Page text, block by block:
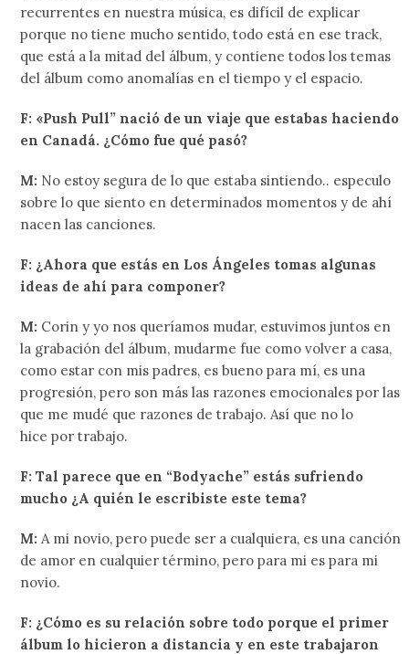
recurrentes en nuestra música, es difícil de explicar
porque no tiene mucho sentido, todo está en ese track,
que está a la mitad del álbum, y contiene todos los temas
del álbum como anomalías en el tiempo y el espacio.
F: «Push Pull” nació de un viaje que estabas haciendo
en Canadá. ¿Cómo fue qué pasó?
M: No estoy segura de lo que estaba sintiendo.. especulo
sobre lo que siento en determinados momentos y de ahí
nacen las canciones.
F: ¿Ahora que estás en Los Ángeles tomas algunas
ideas de ahí para componer?
M: Corin y yo nos queríamos mudar, estuvimos juntos en
la grabación del álbum, mudarme fue como volver a casa,
como estar con mis padres, es bueno para mí, es una
progresión, pero son más las razones emocionales por las
que me mudé que razones de trabajo. Así que no lo
hice por trabajo.
F: Tal parece que en “Bodyache” estás sufriendo
mucho ¿A quién le escribiste este tema?
M: A mi novio, pero puede ser a cualquiera, es una canción
de amor en cualquier término, pero para mi es para mi
novio.
F: ¿Cómo es su relación sobre todo porque el primer
álbum lo hicieron a distancia y en este trabajaron